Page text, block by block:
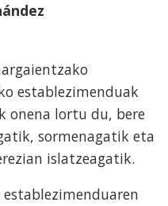
establezimenduak
onena lortu du, bere
sormenagatik eta
islatzeagatik.